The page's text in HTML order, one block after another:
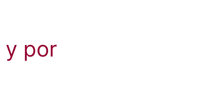
y por